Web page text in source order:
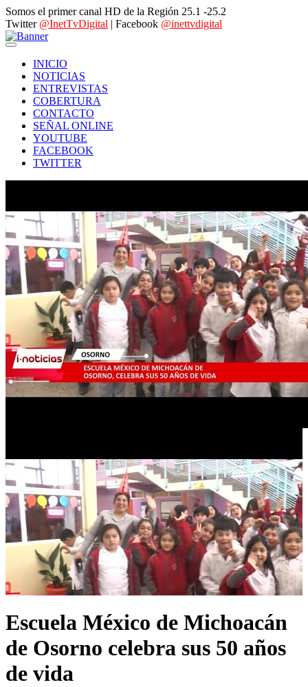
Somos el primer canal HD de la Región 25.1 -25.2
Twitter @InetTvDigital | Facebook @inettvdigital
INICIO
NOTICIAS
ENTREVISTAS
COBERTURA
CONTACTO
SEÑAL ONLINE
YOUTUBE
FACEBOOK
TWITTER
Escuela México de Michoacán
de Osorno celebra sus 50 años
de vida